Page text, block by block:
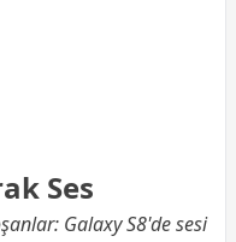
Ses
Galaxy S8'de sesi